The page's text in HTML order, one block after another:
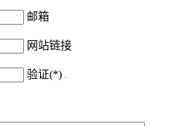
邮箱
网站链接
验证(*)